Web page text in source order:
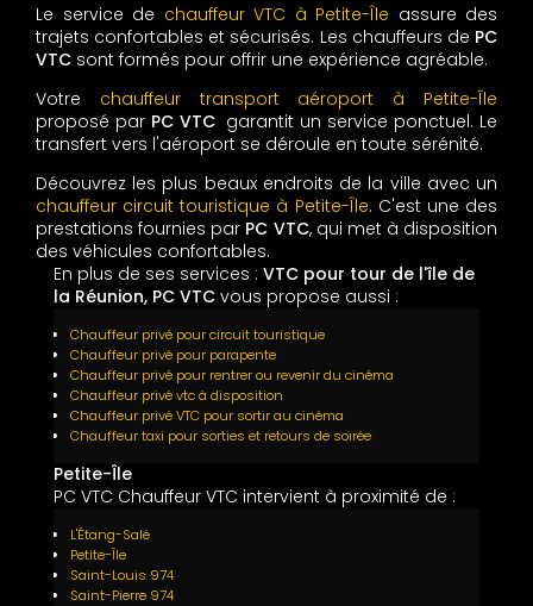
Le service de chauffeur VTC à Petite-Île assure des
trajets confortables et sécurisés. Les chauffeurs de PC
VTC sont formés pour offrir une expérience agréable.
Votre chauffeur transport aéroport à Petite-Île
proposé par PC VTC garantit un service ponctuel. Le
transfert vers l'aéroport se déroule en toute sérénité.
Découvrez les plus beaux endroits de la ville avec un
chauffeur circuit touristique à Petite-Île. C'est une des
prestations fournies par PC VTC, qui met à disposition
des véhicules confortables.
En plus de ses services : VTC pour tour de l'île de
la Réunion, PC VTC vous propose aussi :
Chauffeur privé pour circuit touristique
Chauffeur privé pour parapente
Chauffeur privé pour rentrer ou revenir du cinéma
Chauffeur privé vtc à disposition
Chauffeur privé VTC pour sortir au cinéma
Chauffeur taxi pour sorties et retours de soirée
Petite-Île
PC VTC Chauffeur VTC intervient à proximité de :
L'Étang-Salé
Petite-Île
Saint-Louis 974
Saint-Pierre 974